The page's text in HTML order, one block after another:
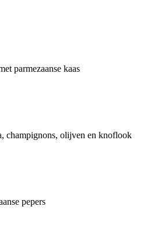
parmezaanse kaas
champignons, olijven en knoflook
pepers